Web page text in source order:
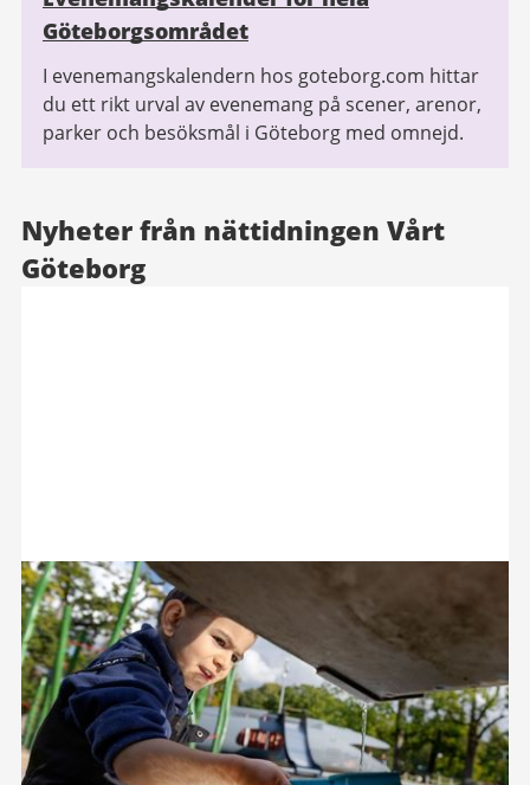
Göteborgsområdet
I evenemangskalendern hos goteborg.com hittar
du ett rikt urval av evenemang på scener, arenor,
parker och besöksmål i Göteborg med omnejd.
Nyheter från nättidningen Vårt
Göteborg